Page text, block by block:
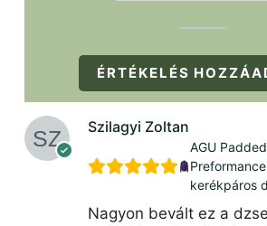
ÉRTÉKELÉS
Szilagyi Zoltan
AGU
kerékpáros
Nagyon bevált ez a